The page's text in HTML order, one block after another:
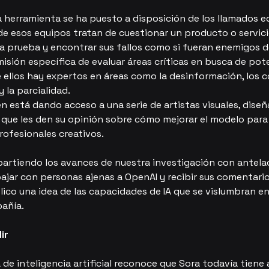
herramienta se ha puesto a disposición de los llamados
esos equipos tratan de cuestionar un producto o
prueba y encontrar sus fallos como si fueran enemigos
específica de evaluar áreas críticas en busca de
ellos hay expertos en áreas como la desinformación, los
la parcialidad.
está dando acceso a una serie de artistas visuales,
les den su opinión sobre cómo mejorar el modelo
creativos.
los avances de nuestra investigación con
con personas ajenas a OpenAI y recibir sus
una idea de las capacidades de IA que se vislumbran
de inteligencia artificial reconoce que Sora todavía